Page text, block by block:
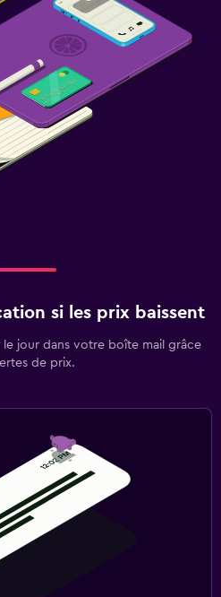
si les prix baissent
le jour dans votre boîte mail grâce
de prix.